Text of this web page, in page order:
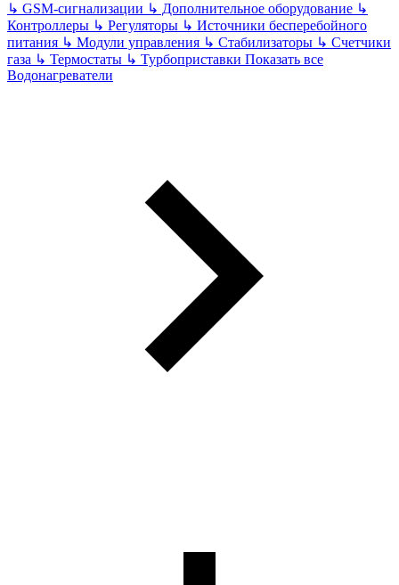
↳ GSM-сигнализации ↳ Дополнительное оборудование ↳
Контроллеры ↳ Регуляторы ↳ Источники бесперебойного
питания ↳ Модули управления ↳ Стабилизаторы ↳ Счетчики
газа ↳ Термостаты ↳ Турбоприставки Показать все
Водонагреватели